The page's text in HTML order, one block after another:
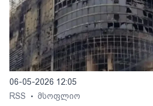
06-05-2026 12:05
RSS
• მსოფლიო